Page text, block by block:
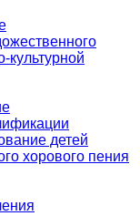
культурной
детей
хорового пения